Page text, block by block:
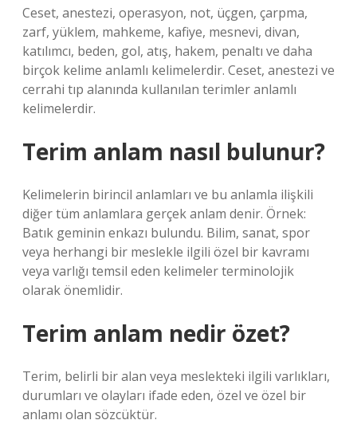
Ceset, anestezi, operasyon, not, üçgen, çarpma,
zarf, yüklem, mahkeme, kafiye, mesnevi, divan,
katılımcı, beden, gol, atış, hakem, penaltı ve daha
birçok kelime anlamlı kelimelerdir. Ceset, anestezi ve
cerrahi tıp alanında kullanılan terimler anlamlı
kelimelerdir.
Terim anlam nasıl bulunur?
Kelimelerin birincil anlamları ve bu anlamla ilişkili
diğer tüm anlamlara gerçek anlam denir. Örnek:
Batık geminin enkazı bulundu. Bilim, sanat, spor
veya herhangi bir meslekle ilgili özel bir kavramı
veya varlığı temsil eden kelimeler terminolojik
olarak önemlidir.
Terim anlam nedir özet?
Terim, belirli bir alan veya meslekteki ilgili varlıkları,
durumları ve olayları ifade eden, özel ve özel bir
anlamı olan sözcüktür.